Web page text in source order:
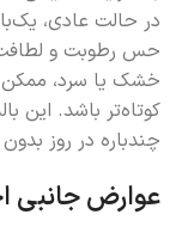
در حالت عادی،
حس رطوبت و لطافت
خشک یا سرد، ممکن
کوتاه‌تر باشد. این
چندباره در روز
عوارض جانبی